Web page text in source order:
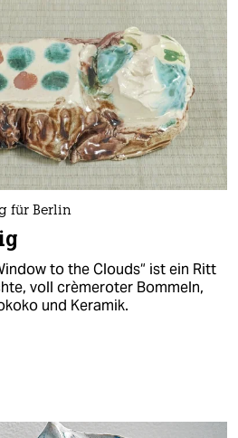
für Berlin
to the Clouds“ ist ein Ritt
voll crèmeroter Bommeln,
und Keramik.